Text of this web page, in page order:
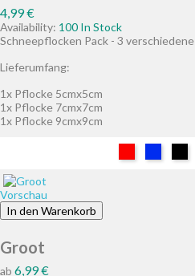
Preis
4,99 €
Availability: 100 In Stock
Schneepflocken Pack - 3
Lieferumfang:
1x Pflocke 5cmx5cm
1x Pflocke 7cmx7cm
1x Pflocke 9cmx9cm
Vorschau
In den Warenkorb
Groot
ab Preis
6,99 €